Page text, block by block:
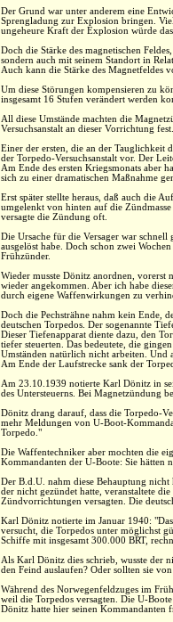
Der Grund war unter anderem eine
Sprengladung zur Explosion bringen.
ungeheure Kraft der Explosion würde
Doch die Stärke des magnetischen
sondern auch mit seinem Standort in
Auch kann die Stärke des Magnetfeldes
Um diese Störungen kompensieren zu
insgesamt 16 Stufen verändert werden
All diese Umstände machten die
Versuchsanstalt an dieser Vorrichtung
Einer der ersten, die an der Tauglichkeit
der Torpedo-Versuchsanstalt vor. Der
Am Ende des ersten Kriegsmonats aber
sich zu einer dramatischen Maßnahme
Erst später stellte heraus, daß auch die
umgelenkt von hinten auf die
versagte die Zündung oft.
Die Ursache für die Versager war schnell
ausgelöst habe. Doch schon zwei
Frühzünder.
Wieder musste Dönitz anordnen,
wieder angekommen. Aber ich habe
durch eigene Waffenwirkungen zu
Doch die Pechsträhne nahm kein Ende,
deutschen Torpedos. Der sogenannte
Dieser Tiefenapparat diente dazu, den
tiefer steuerten. Das bedeutete, die
Umständen natürlich nicht arbeiten. Und
Am Ende der Laufstrecke sank der
Am 23.10.1939 notierte Karl Dönitz in
des Untersteuerns. Bei Magnetzündung
Dönitz drang darauf, dass die Torpedo-
mehr Meldungen von U-Boot-
Torpedo."
Die Waffentechniker aber mochten die
Kommandanten der U-Boote: Sie hätten
Der B.d.U. nahm diese Behauptung nicht
der nicht gezündet hatte, veranstaltete
Zündvorrichtungen versagten. Die
Karl Dönitz notierte im Januar 1940:
versucht, die Torpedos unter möglichst
Schiffe mit insgesamt 300.000 BRT,
Als Karl Dönitz dies schrieb, wusste der
den Feind auslaufen? Oder sollten sie
Während des Norwegenfeldzuges im
weil die Torpedos versagten. Die U-
Dönitz hatte hier seinen Kommandanten